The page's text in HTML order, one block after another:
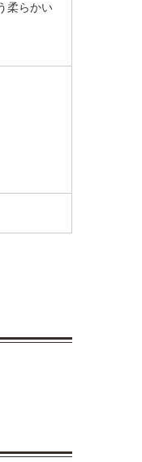
柔らかい